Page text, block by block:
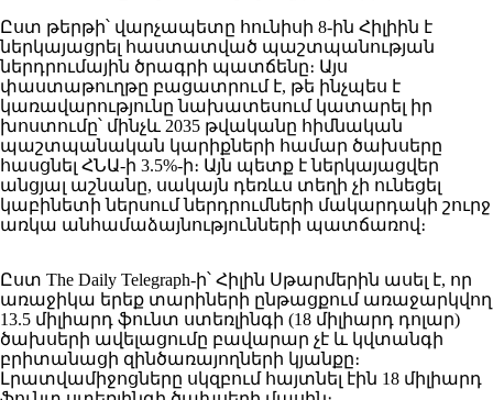
Ըստ թերթի՝ վարչապետը հունիսի 8-ին Հիլիին է
ներկայացրել հաստատված պաշտպանության
ներդրումային ծրագրի պատճենը։ Այս
փաստաթուղթը բացատրում է, թե ինչպես է
կառավարությունը նախատեսում կատարել իր
խոստումը՝ մինչև 2035 թվականը հիմնական
պաշտպանական կարիքների համար ծախսերը
հասցնել ՀՆԱ-ի 3.5%-ի։ Այն պետք է ներկայացվեր
անցյալ աշնանը, սակայն դեռևս տեղի չի ունեցել
կաբինետի ներսում ներդրումների մակարդակի շուրջ
առկա անհամաձայնությունների պատճառով։
Ըստ The Daily Telegraph-ի՝ Հիլին Սթարմերին ասել է, որ
առաջիկա երեք տարիների ընթացքում առաջարկվող
13.5 միլիարդ ֆունտ ստեռլինգի (18 միլիարդ դոլար)
ծախսերի ավելացումը բավարար չէ և կվտանգի
բրիտանացի զինծառայողների կյանքը։
Լրատվամիջոցները սկզբում հայտնել էին 18 միլիարդ